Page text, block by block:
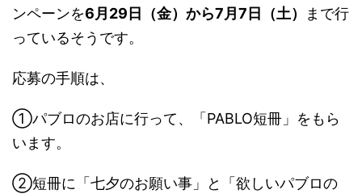
ンペーンを6月29日（金）から7月7日（土）
まで行
っているそうです。
応募の手順は、
①パブロのお店に行って、「PABLO短冊」をもら
います。
②短冊に「七夕のお願い事」と「欲しいパブロの